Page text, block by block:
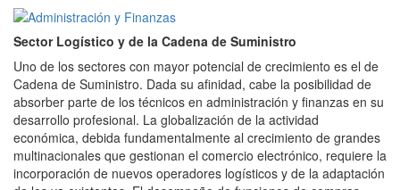
Sector Logístico y de la Cadena de Suministro
Uno de los sectores con mayor potencial de crecimiento es el de
Cadena de Suministro. Dada su afinidad, cabe la posibilidad de
absorber parte de los técnicos en administración y finanzas en su
desarrollo profesional. La globalización de la actividad
económica, debida fundamentalmente al crecimiento de grandes
multinacionales que gestionan el comercio electrónico, requiere la
incorporación de nuevos operadores logísticos y de la adaptación